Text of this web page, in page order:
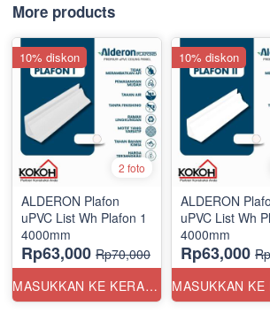
More products
2 foto
ALDERON Plafon
uPVC List Wh Plafon 1
4000mm
Rp63,000 Rp70,000
MASUKKAN KE KERANJANG
10% diskon
ALDERON
uPVC List Wh
4000mm
Rp63,000
10% diskon